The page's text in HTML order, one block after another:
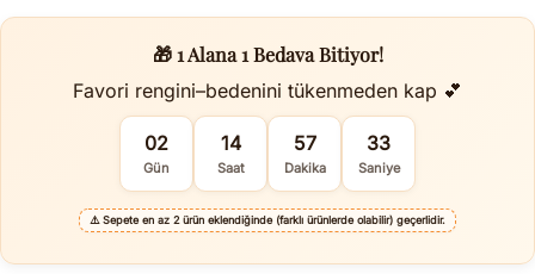
🎁 1 Alana 1 Bedava Bitiyor!
Favori rengini–bedenini tükenmeden kap 💕
02
Gün
14
Saat
57
Dakika
32
Saniye
⚠️ Sepete en az 2 ürün eklendiğinde (farklı ürünlerde olabilir) geçerlidir.